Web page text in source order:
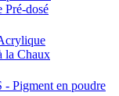
dosé
la Chaux
en poudre